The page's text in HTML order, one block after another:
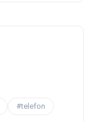
#telefon